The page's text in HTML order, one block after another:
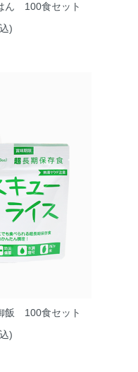
ん 100食セット
)
飯 100食セット
)